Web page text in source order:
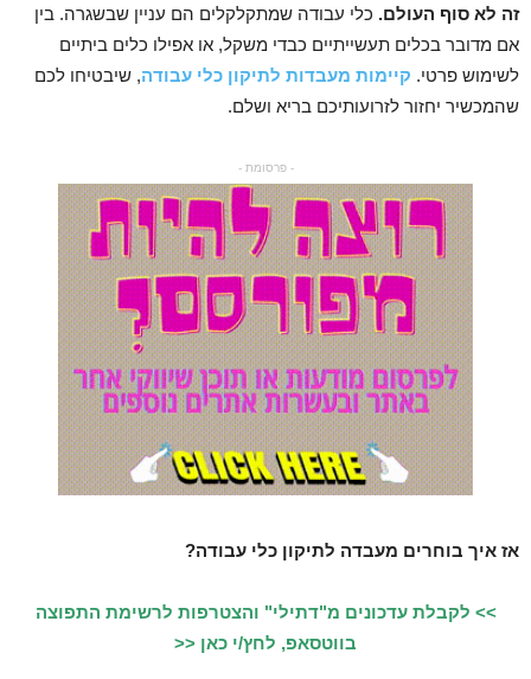
זה לא סוף העולם. כלי עבודה שמתקלקלים הם עניין שבשגרה. בין
אם מדובר בכלים תעשייתיים כבדי משקל, או אפילו כלים ביתיים
לשימוש פרטי. קיימות מעבדות לתיקון כלי עבודה, שיבטיחו לכם
שהמכשיר יחזור לזרועותיכם בריא ושלם.
- פרסומת -
אז איך בוחרים מעבדה לתיקון כלי עבודה?
>> לקבלת עדכונים מ"דתילי" והצטרפות לרשימת התפוצה
בווטסאפ, לחץ/י כאן <<